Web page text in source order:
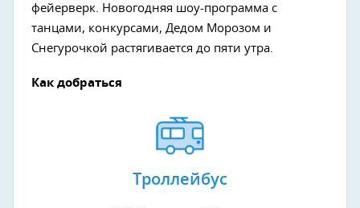
фейерверк. Новогодняя шоу-программа с
танцами, конкурсами, Дедом Морозом и
Снегурочкой растягивается до пяти утра.
Как добраться
Троллейбус